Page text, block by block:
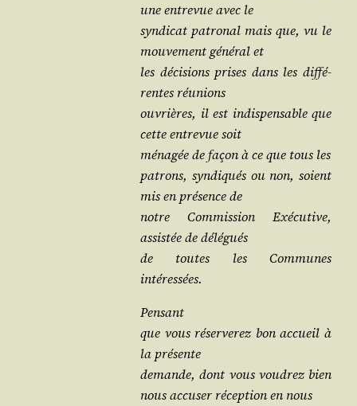
une entre­vue avec le
syn­di­cat patro­nal mais que, vu le
mou­ve­ment géné­ral et
les déci­sions prises dans les dif­fé­
rentes réunions
ouvrières, il est indis­pen­sable que
cette entre­vue soit
ména­gée de façon à ce que tous les
patrons, syn­di­qués ou non, soient
mis en pré­sence de
notre Com­mis­sion Exé­cu­tive,
assis­tée de délégués
de toutes les Com­munes
intéressées.
Pensant
que vous réser­ve­rez bon accueil à
la présente
demande, dont vous vou­drez bien
nous accu­ser récep­tion en nous